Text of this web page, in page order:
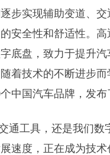
步实现辅助变道、
安全性和舒适性。
底盘，致力于提升
着技术的不断进步
中国汽车品牌，发布
通工具，还是我们
速度，正在成为技